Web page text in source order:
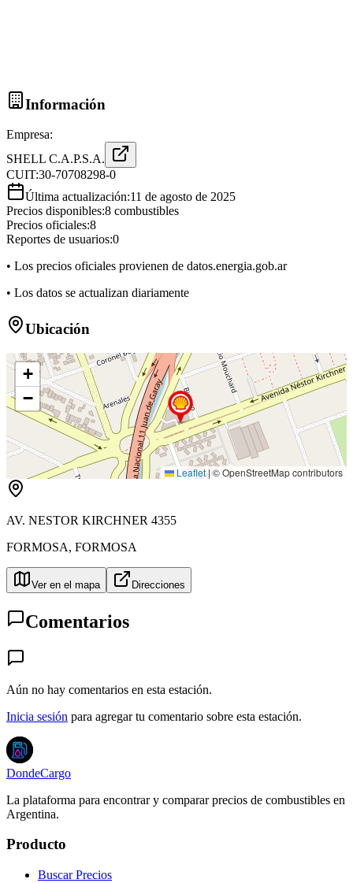
Información
Empresa:
SHELL C.A.P.S.A.
CUIT:30-70708298-0
Última actualización:11 de agosto de 2025
Precios disponibles:8 combustibles
Precios oficiales:8
Reportes de usuarios:0
• Los precios oficiales provienen de datos.energia.gob.ar
• Los datos se actualizan diariamente
Ubicación
+
−
Leaflet|© OpenStreetMap contributors
AV. NESTOR KIRCHNER 4355
FORMOSA, FORMOSA
Ver en el mapa Direcciones
Comentarios
Aún no hay comentarios en esta estación.
Inicia sesión para agregar tu comentario sobre esta estación.
DondeCargo
La plataforma para encontrar y comparar precios de combustibles en
Argentina.
Producto
Buscar Precios